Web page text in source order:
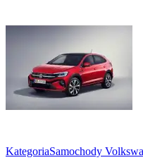
KategoriaSamochody